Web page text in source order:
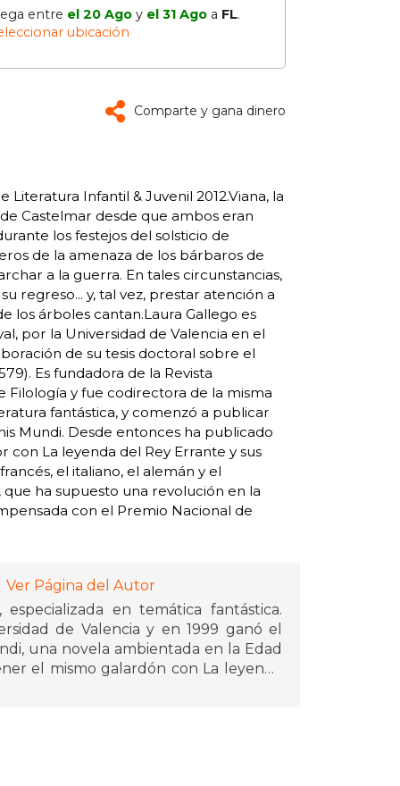
entre el 20 Ago y el 31 Ago a FL.
ubicación
Comparte y gana dinero
Infantil & Juvenil 2012.Viana, la
Castelmar desde que ambos eran
los festejos del solsticio de
de la amenaza de los bárbaros de
a la guerra. En tales circunstancias,
regreso... y, tal vez, prestar atención a
los árboles cantan.Laura Gallego es
por la Universidad de Valencia en el
de su tesis doctoral sobre el
Es fundadora de la Revista
y fue codirectora de la misma
fantástica, y comenzó a publicar
Mundi. Desde entonces ha publicado
con La leyenda del Rey Errante y sus
el italiano, el alemán y el
ha supuesto una revolución en la
con el Premio Nacional de
Ver Página del Autor
en temática fantástica.
de Valencia y en 1999 ganó el
una novela ambientada en la Edad
el mismo galardón con La leyenda
publicada comprende veintisiete